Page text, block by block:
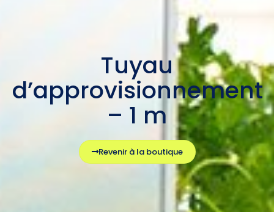
Tuyau
d’approvisionnement
– 1 m
Revenir à la boutique